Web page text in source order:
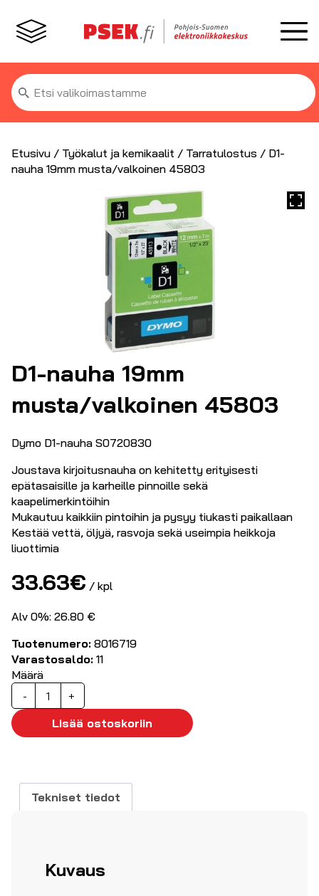
Etsi:
Etusivu / Työkalut ja kemikaalit / Tarratulostus / D1-
nauha 19mm musta/valkoinen 45803
D1-nauha 19mm
musta/valkoinen 45803
Dymo D1-nauha S0720830
Joustava kirjoitusnauha on kehitetty erityisesti
epätasaisille ja karheille pinnoille sekä
kaapelimerkintöihin
Mukautuu kaikkiin pintoihin ja pysyy tiukasti paikallaan
Kestää vettä, öljyä, rasvoja sekä useimpia heikkoja
liuottimia
33.63€ / kpl
Alv 0%: 26.80 €
Tuotenumero: 8016719
Varastosaldo: 11
Määrä
-
D1-
nauha
19mm
musta/valkoinen
+
Lisää ostoskoriin
Tekniset tiedot
Kuvaus